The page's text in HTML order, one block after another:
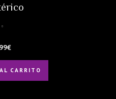
€
CARRITO